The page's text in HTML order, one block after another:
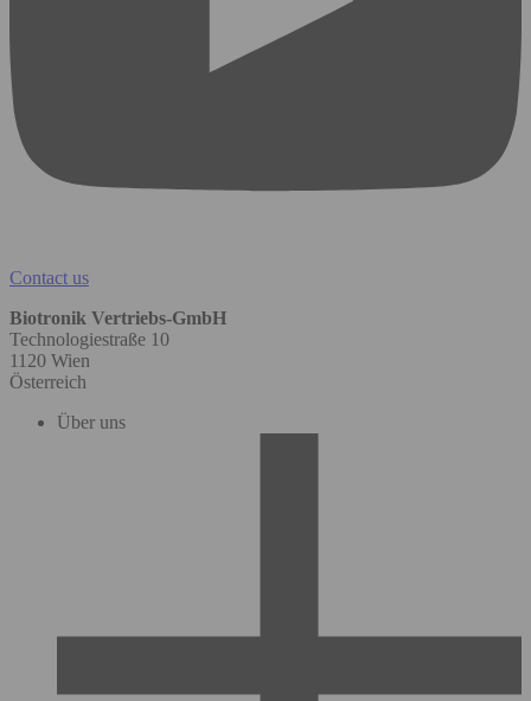
Contact us
Biotronik Vertriebs-GmbH
Technologiestraße 10
1120 Wien
Österreich
Über uns